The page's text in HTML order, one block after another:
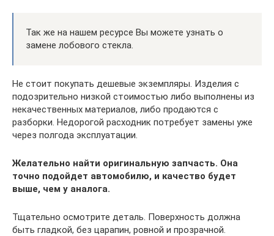
Так же на нашем ресурсе Вы можете узнать о
замене лобового стекла.
Не стоит покупать дешевые экземпляры. Изделия с
подозрительно низкой стоимостью либо выполнены из
некачественных материалов, либо продаются с
разборки. Недорогой расходник потребует замены уже
через полгода эксплуатации.
Желательно найти оригинальную запчасть. Она
точно подойдет автомобилю, и качество будет
выше, чем у аналога.
Тщательно осмотрите деталь. Поверхность должна
быть гладкой, без царапин, ровной и прозрачной.